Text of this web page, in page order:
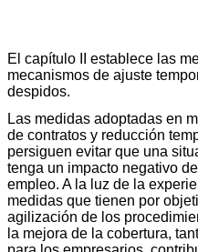
El capítulo II establece las
mecanismos de ajuste
despidos.
Las medidas adoptadas en
de contratos y reducción
persiguen evitar que una
tenga un impacto negativo
empleo. A la luz de la
medidas que tienen por
agilización de los
la mejora de la cobertura,